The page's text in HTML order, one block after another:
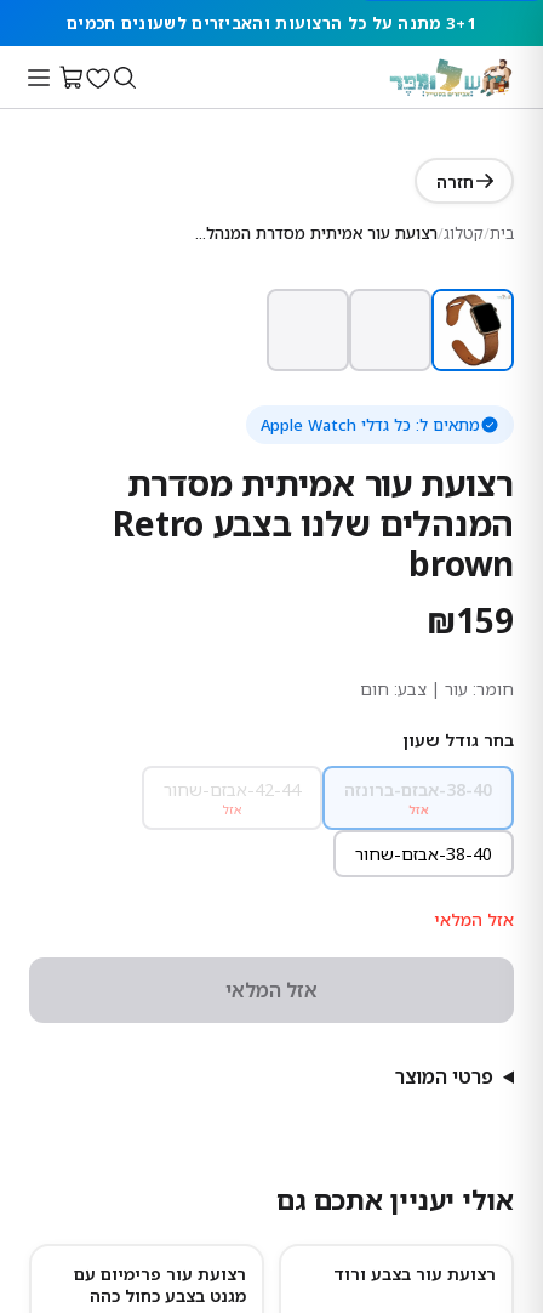
3+1 מתנה על כל הרצועות והאביזרים לשעונים חכמים
חזרה
בית/קטלוג/ רצועת עור אמיתית מסדרת המנהלים שלנו בצבע Retro brown
מתאים ל: כל גדלי Apple Watch
רצועת עור אמיתית מסדרת
המנהלים שלנו בצבע Retro
brown
₪159
חומר: עור | צבע: חום
בחר גודל שעון
38-40-אבזם-ברונזה
אזל
42-44-אבזם-שחור
אזל
38-40-אבזם-שחור
אזל המלאי
אזל המלאי
פרטי המוצר
אולי יעניין אתכם גם
נותרו מעט
רצועת עור בצבע ורוד
רצועת עור פרימיום עם
מגנט בצבע כחול כהה